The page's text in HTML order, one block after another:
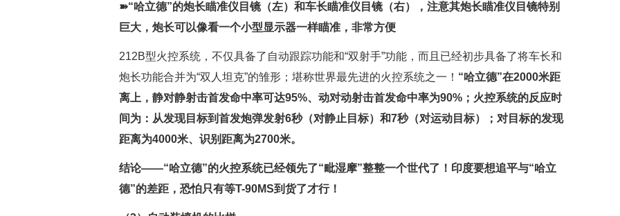
➽“哈立德”的炮长瞄准仪目镜（左）和车长瞄准仪目镜（右），注意其炮长瞄准仪目镜特别
巨大，炮长可以像看一个小型显示器一样瞄准，非常方便
212B型火控系统，不仅具备了自动跟踪功能和“双射手”功能，而且已经初步具备了将车长和
炮长功能合并为“双人坦克”的雏形；堪称世界最先进的火控系统之一！ “哈立德”在2000米距
离上，静对静射击首发命中率可达95%、动对动射击首发命中率为90%；火控系统的反应时
间为：从发现目标到首发炮弹发射6秒（对静止目标）和7秒（对运动目标）；对目标的发现
距离为4000米、识别距离为2700米。
结论——“哈立德”的火控系统已经领先了“毗湿摩”整整一个世代了！印度要想追平与“哈立
德”的差距，恐怕只有等T-90MS到货了才行！